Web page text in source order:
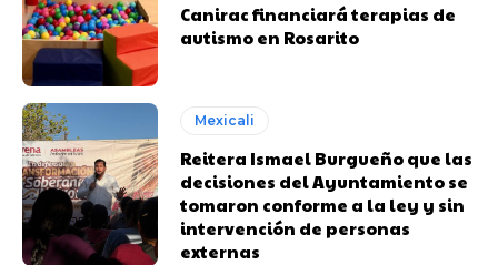
Canirac financiará terapias de
autismo en Rosarito
Mexicali
Reitera Ismael Burgueño que las
decisiones del Ayuntamiento se
tomaron conforme a la ley y sin
intervención de personas
externas